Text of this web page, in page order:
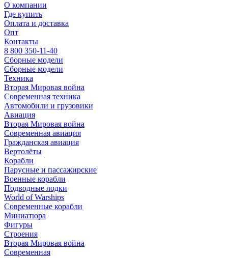
О компании
Где купить
Оплата и доставка
Опт
Контакты
8 800 350-11-40
Сборные модели
Сборные модели
Техника
Вторая Мировая война
Современная техника
Автомобили и грузовики
Авиация
Вторая Мировая война
Современная авиация
Гражданская авиация
Вертолёты
Корабли
Парусные и пассажирские
Военные корабли
Подводные лодки
World of Warships
Современные корабли
Миниатюра
Фигуры
Строения
Вторая Мировая война
Современная